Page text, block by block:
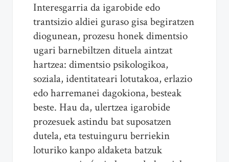
Interesgarria da igarobide edo
trantsizio aldiei guraso gisa begiratzen
diogunean, prozesu honek dimentsio
ugari barnebiltzen dituela aintzat
hartzea: dimentsio psikologikoa,
soziala, identitateari lotutakoa, erlazio
edo harremanei dagokiona, besteak
beste. Hau da, ulertzea igarobide
prozesuek astindu bat suposatzen
dutela, eta testuinguru berriekin
loturiko kanpo aldaketa batzuk